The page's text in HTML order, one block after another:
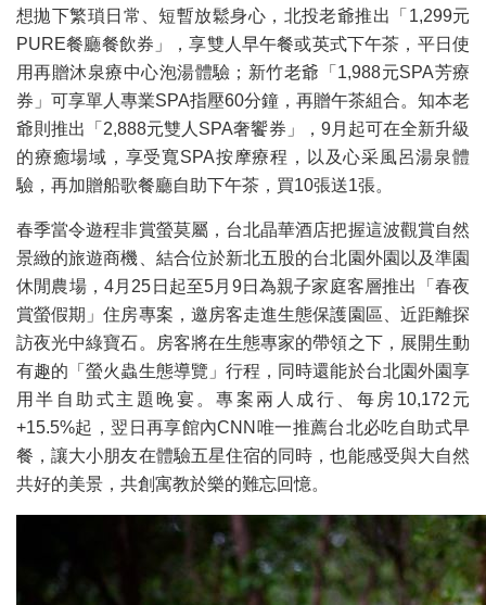
想拋下繁瑣日常、短暫放鬆身心，北投老爺推出「1,299元
PURE餐廳餐飲券」，享雙人早午餐或英式下午茶，平日使
用再贈沐泉療中心泡湯體驗；新竹老爺「1,988元SPA芳療
券」可享單人專業SPA指壓60分鐘，再贈午茶組合。知本老
爺則推出「2,888元雙人SPA奢饗券」，9月起可在全新升級
的療癒場域，享受寬SPA按摩療程，以及心采風呂湯泉體
驗，再加贈船歌餐廳自助下午茶，買10張送1張。
春季當令遊程非賞螢莫屬，台北晶華酒店把握這波觀賞自然
景緻的旅遊商機、結合位於新北五股的台北園外園以及準園
休閒農場，4月25日起至5月9日為親子家庭客層推出「春夜
賞螢假期」住房專案，邀房客走進生態保護園區、近距離探
訪夜光中綠寶石。房客將在生態專家的帶領之下，展開生動
有趣的「螢火蟲生態導覽」行程，同時還能於台北園外園享
用半自助式主題晚宴。專案兩人成行、每房10,172元
+15.5%起，翌日再享館內CNN唯一推薦台北必吃自助式早
餐，讓大小朋友在體驗五星住宿的同時，也能感受與大自然
共好的美景，共創寓教於樂的難忘回憶。